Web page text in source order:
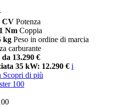
CV Potenza
Nm Coppia
kg Peso in ordine di marcia
carburante
13.290 €
35 kW: 12.290 € i
Scopri di più
100